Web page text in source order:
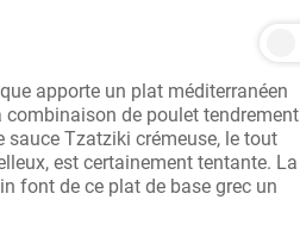
apporte un plat méditerranéen
de poulet tendrement
sauce Tzatziki crémeuse, le tout
est certainement tentante. La
font de ce plat de base grec un